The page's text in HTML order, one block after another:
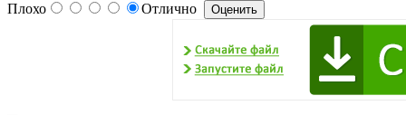
Плохо Отлично